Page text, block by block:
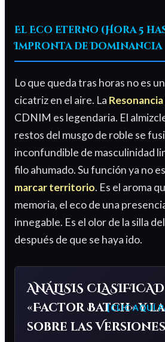
El Eco Eterno (Hora 5
Impronta de Dominancia
Lo que queda tras horas no es
cicatriz en el aire. La
CDNIM es legendaria. El
restos del musgo de roble se
inconfundible de masculinidad
filo ahumado. Su función ya no
marcar territorio. Es el aroma
memoria, el eco de una
innegable. Es el olor de la silla
después de que se haya ido.
ANÁLISIS
«Factor Batch» y
sobre las Versiones